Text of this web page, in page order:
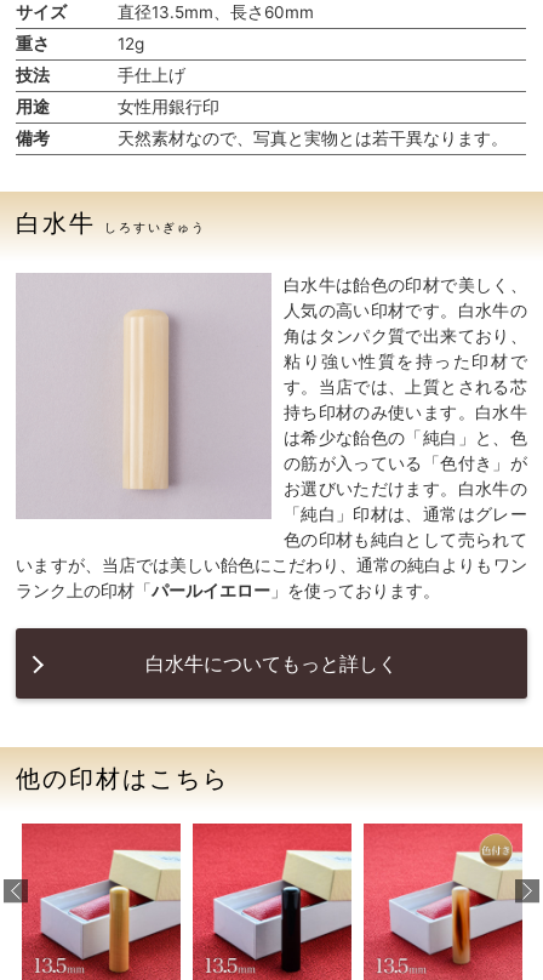
サイズ
直径13.5mm、長さ60mm
重さ
12g
技法
手仕上げ
用途
女性用銀行印
備考
天然素材なので、写真と実物とは若干異なります。
白水牛 しろすいぎゅう
白水牛は飴色の印材で美しく、
人気の高い印材です。白水牛の
角はタンパク質で出来ており、
粘り強い性質を持った印材で
す。当店では、上質とされる芯
持ち印材のみ使います。白水牛
は希少な飴色の「純白」と、色
の筋が入っている「色付き」が
お選びいただけます。白水牛の
「純白」印材は、通常はグレー
色の印材も純白として売られて
いますが、当店では美しい飴色にこだわり、通常の純白よりもワン
ランク上の印材「パールイエロー 」を使っております。
白水牛についてもっと詳しく
他の印材はこちら